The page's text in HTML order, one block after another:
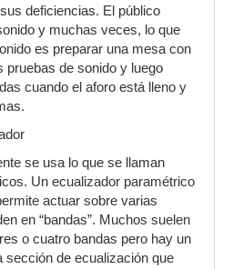
deficiencias. El público
y muchas veces, lo que
es preparar una mesa con
pruebas de sonido y luego
cuando el aforo está lleno y
se usa lo que se llaman
Un ecualizador paramétrico
actuar sobre varias
en “bandas”. Muchos suelen
o cuatro bandas pero hay un
sección de ecualización que